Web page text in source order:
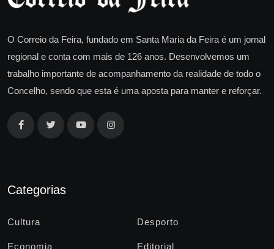
O Correio da Feira, fundado em Santa Maria da Feira é um jornal
regional e conta com mais de 126 anos. Desenvolvemos um
trabalho importante de acompanhamento da realidade de todo o
Concelho, sendo que esta é uma aposta para manter e reforçar.
Categorias
Cultura Desporto
Economia Editorial